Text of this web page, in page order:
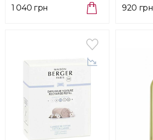
л (115072)
1 040 грн 920 грн